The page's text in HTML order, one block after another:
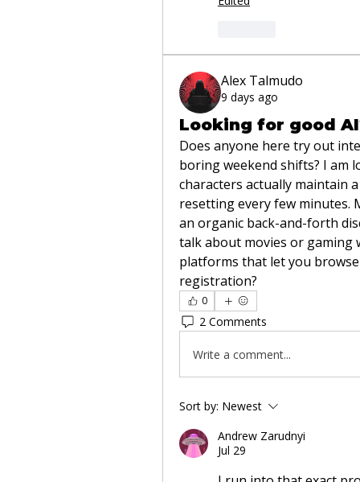
Alex Talmudo
9 days ago
Looking for good
Does anyone here try out
boring weekend shifts? I am
characters actually maintain
resetting every few minutes.
an organic back-and-forth
talk about movies or gaming
platforms that let you
registration?
0
2 Comments
Write a comment...
Sort by: Newest
Andrew Zarudnyi
Jul 29